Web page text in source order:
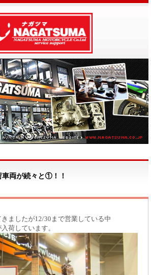
両が続々と①！！
ましたが12/30まで営業している中
荷しています。